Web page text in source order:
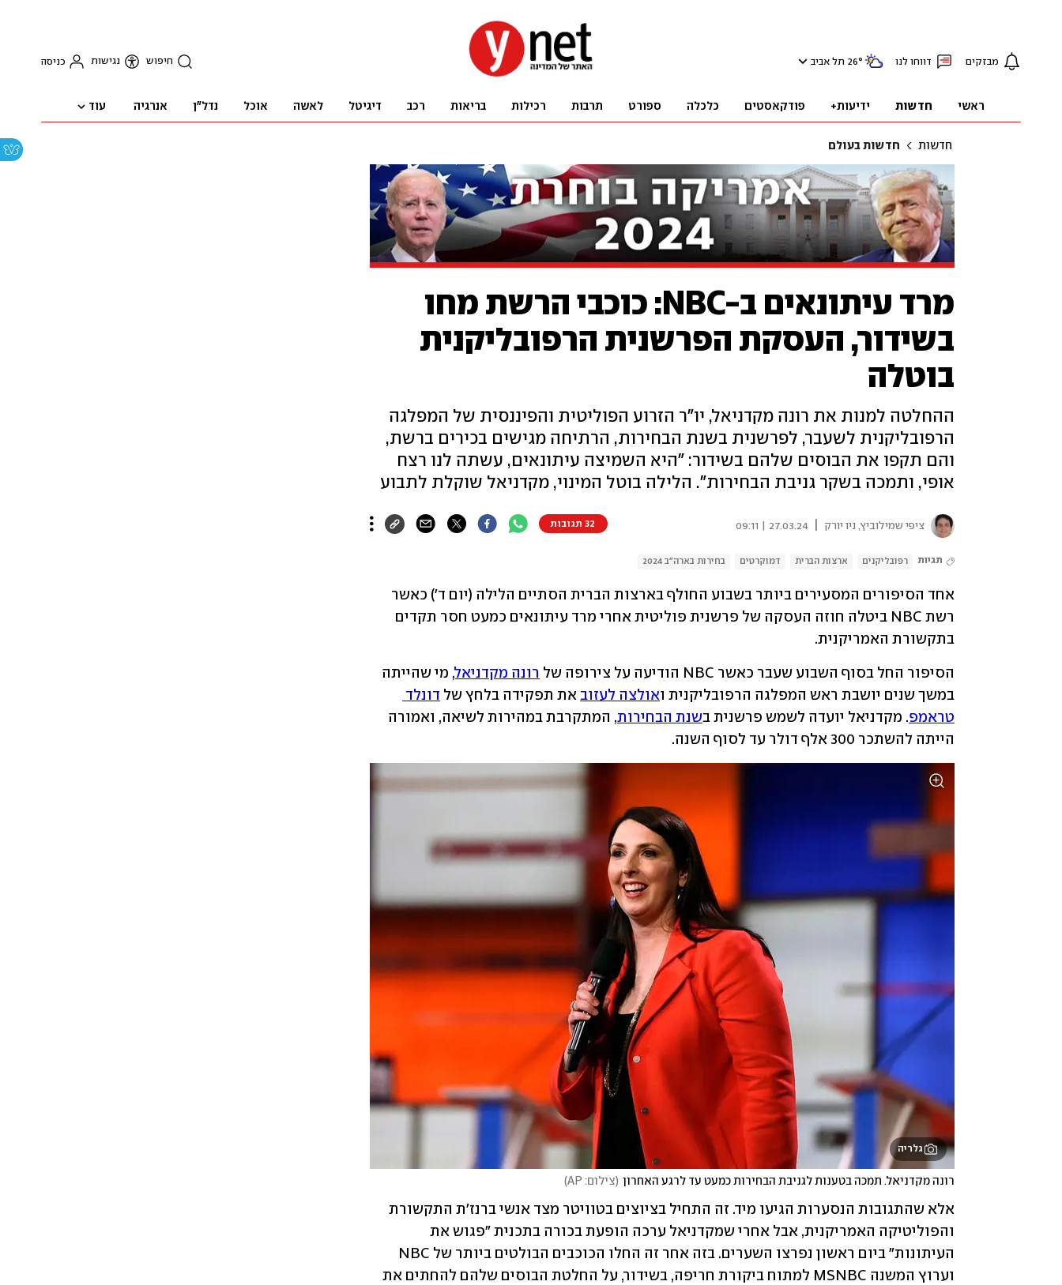
מבזקים דווחו לנו 26° תל אביב חיפוש נגישות כניסה
ראשי חדשות ידיעות+ פודקאסטים כלכלה ספורט תרבות רכילות בריאות רכב דיגיטל לאשה אוכל נדל"ן אנרגיה עוד
חדשות חדשות בעולם
מרד עיתונאים ב-NBC: כוכבי הרשת מחו
בשידור, העסקת הפרשנית הרפובליקנית
בוטלה
ההחלטה למנות את רונה מקדניאל, יו"ר הזרוע הפוליטית והפיננסית של המפלגה
הרפובליקנית לשעבר, לפרשנית בשנת הבחירות, הרתיחה מגישים בכירים ברשת,
והם תקפו את הבוסים שלהם בשידור: "היא השמיצה עיתונאים, עשתה לנו רצח
אופי, ותמכה בשקר גניבת הבחירות". הלילה בוטל המינוי, מקדניאל שוקלת לתבוע
ציפי שמילוביץ, ניו יורק 27.03.24 | 09:11 32 תגובות
תגיות רפובליקנים ארצות הברית דמוקרטים בחירות בארה"ב 2024
בתקשורת האמריקנית.
הסיפור החל בסוף השבוע שעבר כאשר NBC הודיעה על צירופה של רונה מקדניאל
במשך שנים יושבת ראש המפלגה הרפובליקנית ואולצה לעזוב את תפקידה בלחץ של
טראמפ. מקדניאל יועדה לשמש פרשנית בשנת הבחירות
הייתה להשתכר 300 אלף דולר עד לסוף השנה.
גלריה
רונה מקדניאל. תמכה בטענות לגניבת הבחירות כמעט עד לרגע האחרון (צילום: AP )